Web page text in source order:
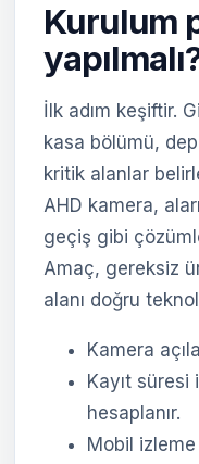
Kurulum
İlk adım keşiftir.
kasa bölümü,
kritik alanlar
AHD kamera,
geçiş gibi
Amaç, gereksiz
alanı doğru
Kamera
Kayıt
hesaplanır.
Mobil